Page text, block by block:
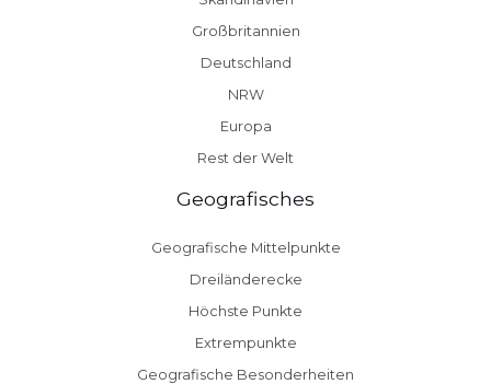
Großbritannien
Deutschland
NRW
Europa
Rest der Welt
Geografisches
Geografische Mittelpunkte
Dreiländerecke
Höchste Punkte
Extrempunkte
Geografische Besonderheiten